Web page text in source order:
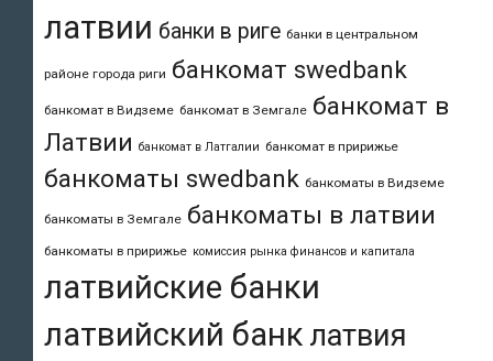
латвии банки в риге банки в центральном
районе города риги банкомат swedbank
банкомат в Видземе банкомат в Земгале банкомат в
Латвии банкомат в Латгалии банкомат в пририжье
банкоматы swedbank банкоматы в Видземе
банкоматы в Земгале банкоматы в латвии
банкоматы в пририжье комиссия рынка финансов и капитала
латвийские банки
латвийский банк латвия